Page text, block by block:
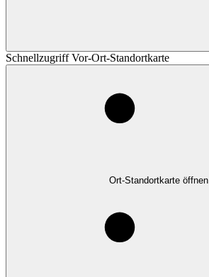
Schnellzugriff Vor-Ort-Standortkarte
Ort-Standortkarte öffnen